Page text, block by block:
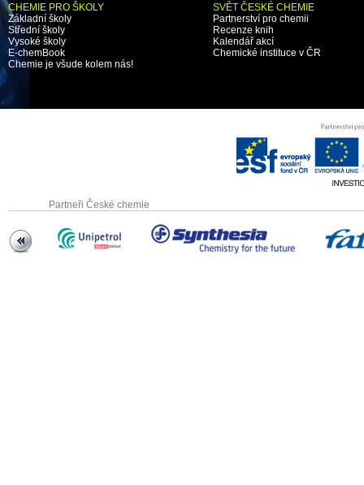
CHEMIE PRO ŠKOLY
Základní školy
Střední školy
Vysoké školy
E-chemBook
Chemie je všude kolem nás!
SVĚT ČESKÉ CHEMIE
Partnerství pro chemii
Recenze knih
Kalendář akcí
Chemické instituce v ČR
Partneři České chemie